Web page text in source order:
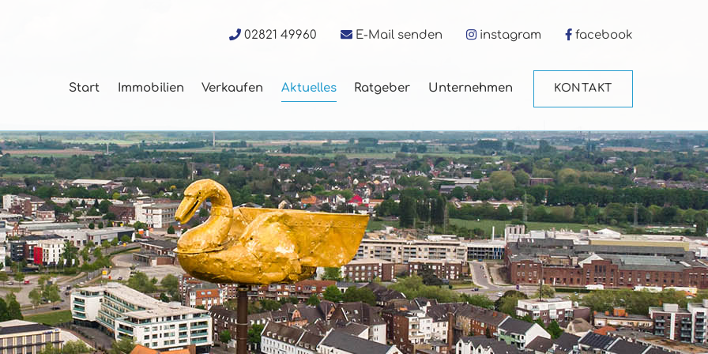
02821 49960 E-Mail senden instagram facebook
Start Immobilien Verkaufen Aktuelles Ratgeber Unternehmen KONTAKT